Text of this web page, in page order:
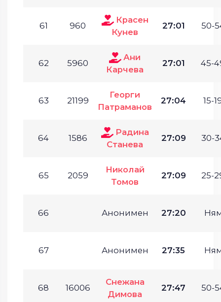
61 960
Красен
Кунев
27:01 50-
62 5960
Ани
Карчева
27:01 45-
63 21199
Георги
Патраманов
27:04 15-
64 1586
Радина
Станева
27:09 30-
65 2059
Николай
Томов
27:09 25-
66 Анонимен 27:20
67 Анонимен 27:35
68 16006
Снежана
Димова
27:47 50-